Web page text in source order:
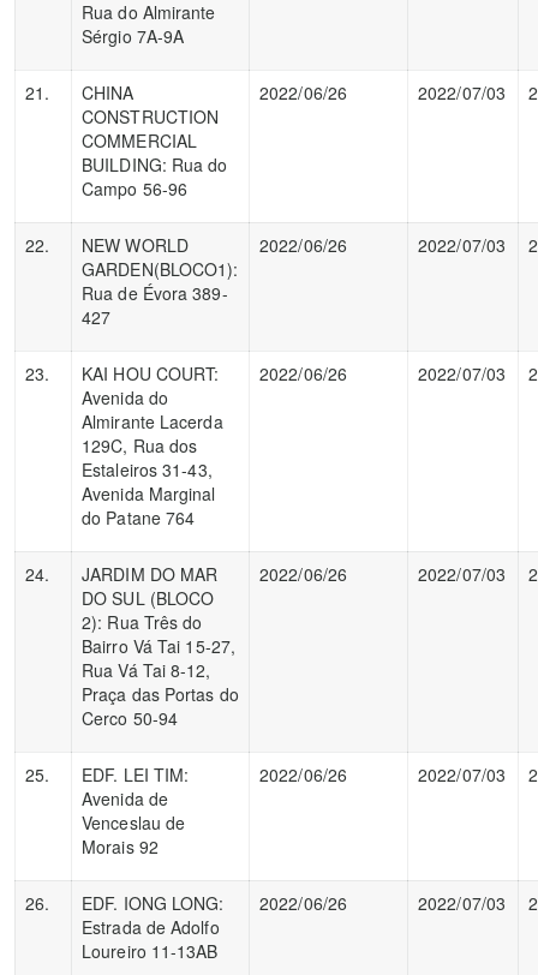
Rua do Almirante
Sérgio 7A-9A
21.
CHINA
CONSTRUCTION
COMMERCIAL
BUILDING: Rua do
Campo 56-96
2022/06/26 2022/07/03
22.
NEW WORLD
GARDEN(BLOCO1):
Rua de Évora 389-
427
2022/06/26 2022/07/03
23.
KAI HOU COURT:
Avenida do
Almirante Lacerda
129C, Rua dos
Estaleiros 31-43,
Avenida Marginal
do Patane 764
2022/06/26 2022/07/03
24.
JARDIM DO MAR
DO SUL (BLOCO
2): Rua Três do
Bairro Vá Tai 15-27,
Rua Vá Tai 8-12,
Praça das Portas do
Cerco 50-94
2022/06/26 2022/07/03
25.
EDF. LEI TIM:
Avenida de
Venceslau de
Morais 92
2022/06/26 2022/07/03
26.
EDF. IONG LONG:
Estrada de Adolfo
Loureiro 11-13AB
2022/06/26 2022/07/03